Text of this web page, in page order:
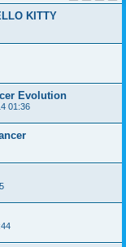
KITTY
Evolution
01:36